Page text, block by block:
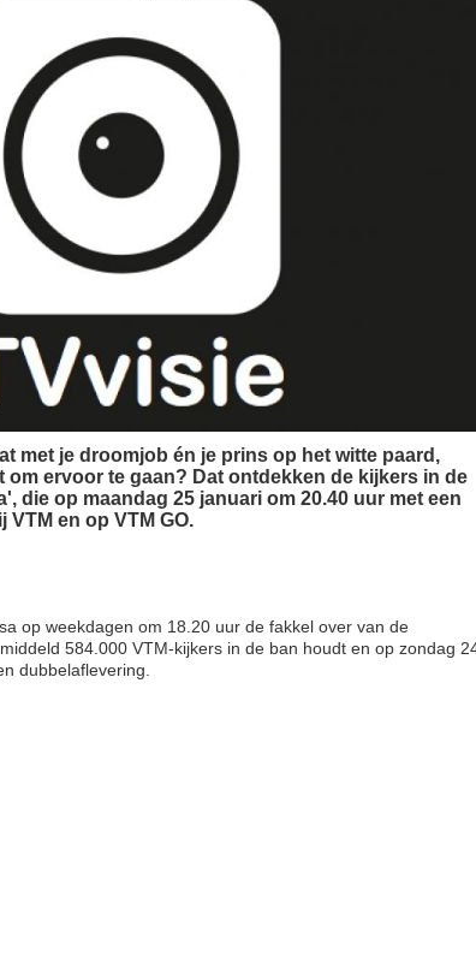
met je droomjob én je prins op het witte paard,
om ervoor te gaan? Dat ontdekken de kijkers in de
die op maandag 25 januari om 20.40 uur met een
en op VTM GO.
op weekdagen om 18.20 uur de fakkel over van de
584.000 VTM-kijkers in de ban houdt en op zondag
dubbelaflevering.